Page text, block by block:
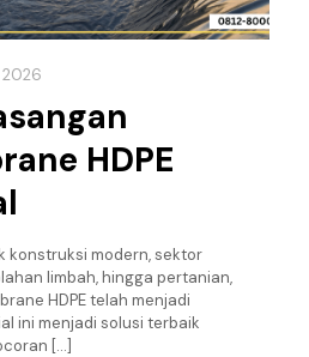
2026
HDPE
konstruksi modern, sektor
limbah, hingga pertanian,
HDPE telah menjadi
ini menjadi solusi terbaik
[…]